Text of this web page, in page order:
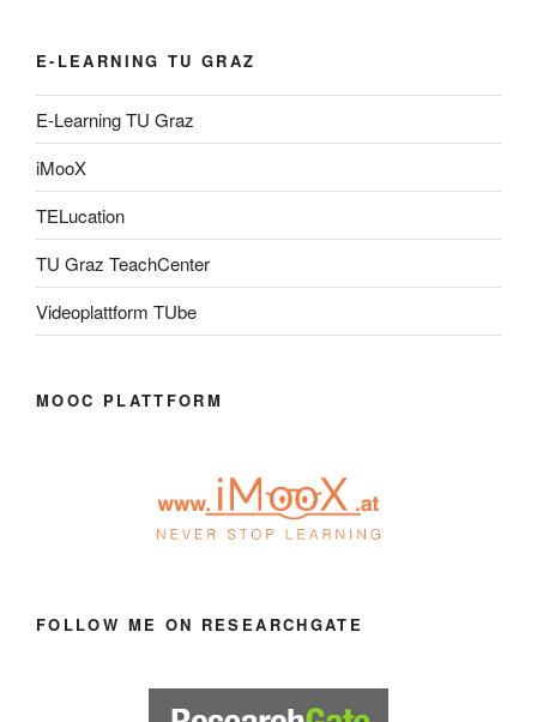
E-LEARNING TU GRAZ
E-Learning TU Graz
iMooX
TELucation
TU Graz TeachCenter
Videoplattform TUbe
MOOC PLATTFORM
FOLLOW ME ON RESEARCHGATE